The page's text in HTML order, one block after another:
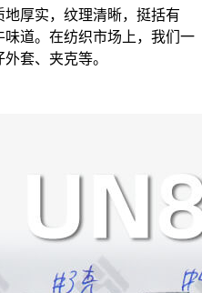
厚实，纹理清晰，挺括有
道。在纺织市场上，我们一
套、夹克等。